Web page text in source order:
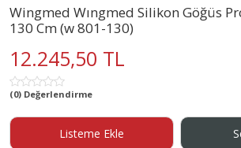
Wingmed Wıngmed Silikon Göğüs
130 Cm (w 801-130)
12.245,50 TL
(0) Değerlendirme
Listeme Ekle